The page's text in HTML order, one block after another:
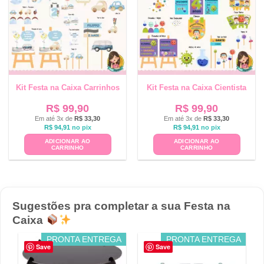
Kit Festa na Caixa Carrinhos
R$ 99,90
Em até 3x de R$ 33,30
R$94,91 no pix
ADICIONAR AO
CARRINHO
Kit Festa na Caixa Cientista
R$ 99,90
Em até 3x de R$ 33,30
R$94,91 no pix
ADICIONAR AO
CARRINHO
Sugestões pra completar a sua Festa na
Caixa
Save
PRONTA ENTREGA
Save
PRONTA ENTREGA